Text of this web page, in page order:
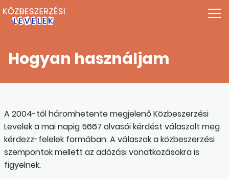
Hogyan használjam
A 2004-től háromhetente megjelenő Közbeszerzési
Levelek a mai napig 5667 olvasói kérdést válaszolt meg
kérdezz-felelek formában. A válaszok a közbeszerzési
szempontok mellett az adózási vonatkozásokra is
figyelnek.